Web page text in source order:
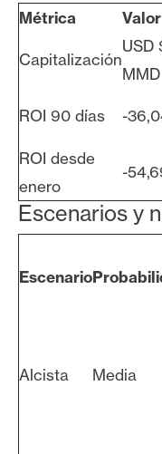
Métrica Valor
Capitalización
USD
MMD
ROI 90 días -
ROI desde
enero
-
Escenarios y
Escenario
Alcista Media